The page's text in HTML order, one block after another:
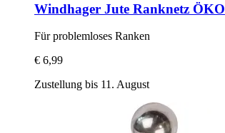
Windhager Jute Ranknetz ÖKO
Für problemloses Ranken
€ 6,99
Zustellung bis 11. August